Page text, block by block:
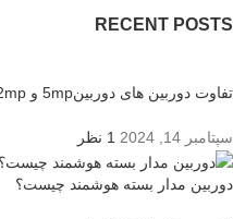
RECENT POSTS
تفاوت دوربین های دوربین5mp و 2mp چیست ؟
سپتامبر 14, 2024 1 نظر
دوربین مدار بسته هوشمند چیست؟